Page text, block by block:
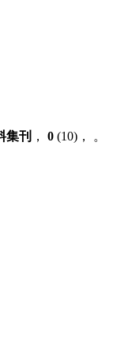
集刊 ， 0 (10)， 。